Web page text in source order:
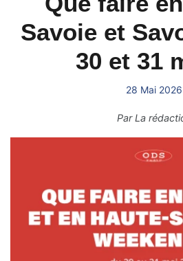
Savoie et
30 et 31
28 Mai 2026
ParLa